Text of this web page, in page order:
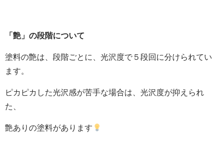
「艶」の段階について
塗料の艶は、段階ごとに、光沢度で５段回に分けられてい
ます。
ピカピカした光沢感が苦手な場合は、光沢度が抑えられ
た、
艶ありの塗料があります